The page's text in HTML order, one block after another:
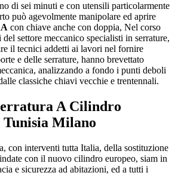
di sei minuti e con utensili particolarmente
può agevolmente manipolare ed aprire
con chiave anche con doppia, Nel corso
settore meccanico specialisti in serrature,
il tecnici addetti ai lavori nel fornire
e delle serrature, hanno brevettato
analizzando a fondo i punti deboli
classiche chiavi vecchie e trentennali.
A Cilindro
Milano
con interventi tutta Italia, della sostituzione
con il nuovo cilindro europeo, siam in
e sicurezza ad abitazioni, ed a tutti i